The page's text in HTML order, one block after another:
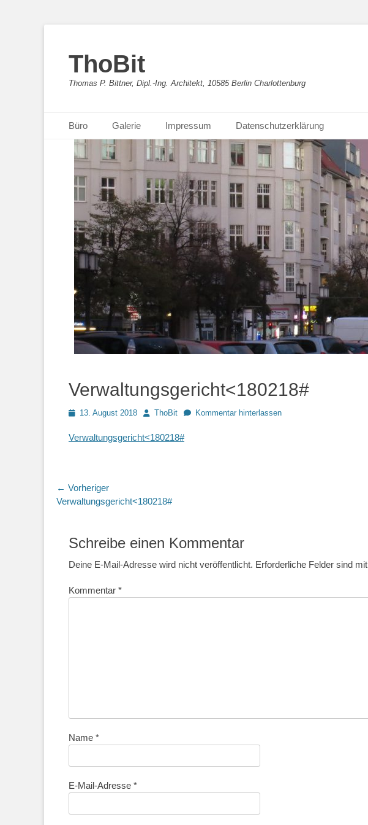
ThoBit
Thomas P. Bittner, Dipl.-Ing. Architekt, 10585 Berlin Charlottenburg
Primäres Menü
Inhalt
springen
Büro Galerie Impressum Datenschutzerklärung
Verwaltungsgericht<180218#
Posted13. August 2018 AutorThoBit Kommentar hinterlassen
Verwaltungsgericht<180218#
Beitragsnavigation
← Vorheriger
Vorheriger
Verwaltungsgericht<180218#
Schreibe einen Kommentar
Deine E-Mail-Adresse wird nicht veröffentlicht. Erforderliche Felder sind mit
Kommentar *
Name *
E-Mail-Adresse *